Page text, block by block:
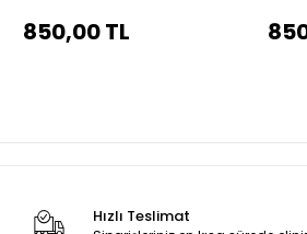
850,00 TL
Hızlı Teslimat